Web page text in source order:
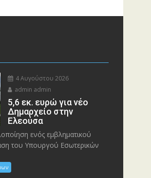
4 Αυγούστου 2026
admin admin
5,6 εκ. ευρώ για νέο
Δημαρχείο στην
Ελεούσα
ενός εμβληματικού
του Υπουργού Εσωτερικών